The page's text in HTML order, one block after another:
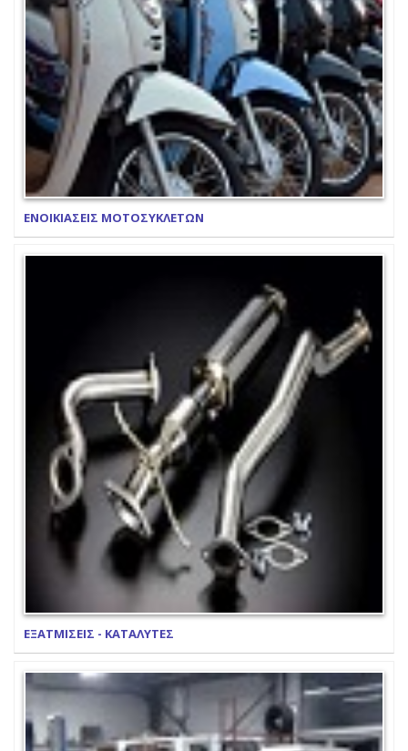
ΕΝΟΙΚΙΑΣΕΙΣ ΜΟΤΟΣΥΚΛΕΤΩΝ
ΕΞΑΤΜΙΣΕΙΣ - ΚΑΤΑΛΥΤΕΣ